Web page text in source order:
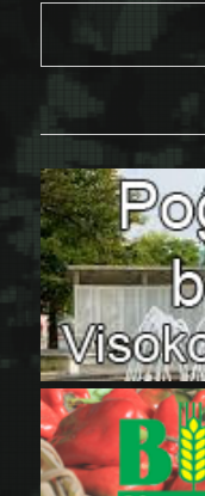
Posts
pagination